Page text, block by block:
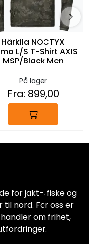
Härkila NOCTYX
L/S T-Shirt AXIS
MSP/Black Men
På lager
Fra: 899,00
for jakt-, fiske og
nord. For oss er
om frihet,